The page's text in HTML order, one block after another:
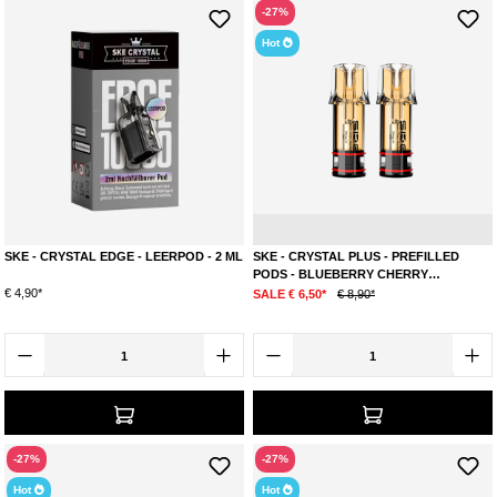
SKE - CRYSTAL EDGE - LEERPOD - 2 ML
€ 4,90*
-27%
Hot
SKE - CRYSTAL PLUS - PREFILLED
PODS - BLUEBERRY CHERRY
BLACKBERRY - 2 STK.
SALE € 6,50* € 8,90*
-27%
Hot
-27%
Hot